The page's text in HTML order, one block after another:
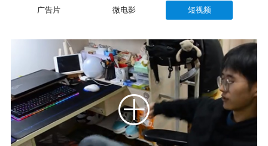
广告片 微电影 短视频